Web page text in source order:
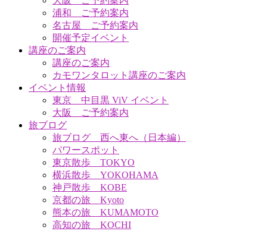
浦和 ご予約案内
名古屋 ご予約案内
開催予定イベント
講座のご案内
講座のご案内
カモワンタロット講座のご案内
イベント情報
東京 中目黒 ViV イベント
大阪 ご予約案内
旅ブログ
旅ブログ 西へ東へ（日本編）
パワースポット
東京散歩 TOKYO
横浜散歩 YOKOHAMA
神戸散歩 KOBE
京都の旅 Kyoto
熊本の旅 KUMAMOTO
高知の旅 KOCHI